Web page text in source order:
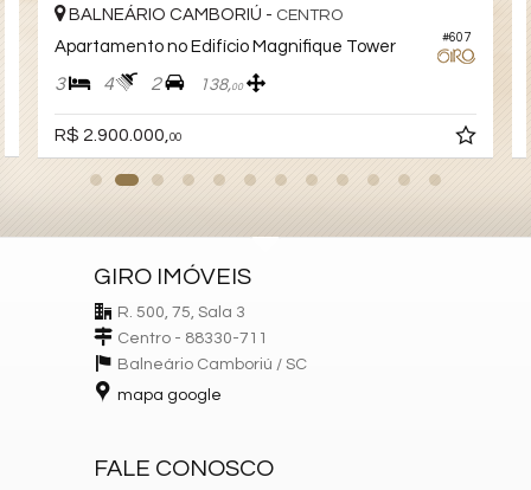
#607
BALNEÁRIO CAMBORIÚ - CENTRO
Apartamento no Edifício Magnifique Tower
3 4 2 138,00
R$ 2.900.000,00
GIRO IMÓVEIS
R. 500, 75, Sala 3
Centro - 88330-711
Balneário Camboriú / SC
mapa google
FALE CONOSCO